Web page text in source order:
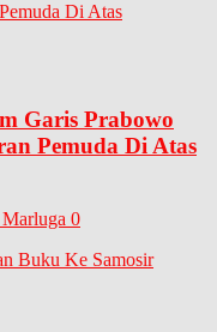
Garis Prabowo
Pemuda Di Atas
0